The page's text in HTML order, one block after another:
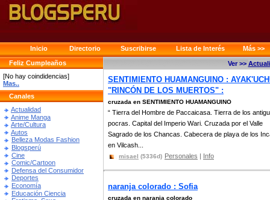
Inicio Directorio Suscribirse Lista de Interés
Más >>
Feliz Cumpleaños
[No hay coindidencias]
Mas..
Canales
Actualidad
Anime Manga
Arte/Cultura
Autos
Belleza Modas Fashion
Blogsperú
Cine
Comic/Cartoon
Defensa del Consumidor
Deportes
Economía
Educación Ciencia
Ver >>
SENTIMIENTO HUAMANGUINO :
"RINCÓN DE LOS MUERTOS" :
cruzada en SENTIMIENTO HUAMANGUINO
“ Tierra del Hombre de Paccaicasa. Tierra de los
pocras. Capital del Imperio Wari. Cruzada por el Valle
Sagrado de los Chancas. Cabecera de playa de los
en Vilcash...
misael (5336d) Personales | Info
naranja colorado : Sofia
cruzada en naranja colorado